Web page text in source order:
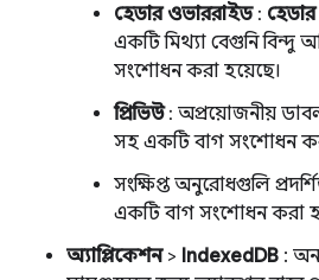
হেডার ওভাররাইড: হেডার
একটি মিথ্যা বেগুনি
সংশোধন করা হয়েছে।
প্রিভিউ: অপ্রয়োজনীয়
সহ একটি বাগ সংশোধন
সংক্ষিপ্ত অনুরোধগুলি
একটি বাগ সংশোধন করা
অ্যাপ্লিকেশন> IndexedDB :